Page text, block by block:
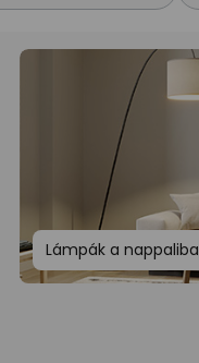
Lámpák a nappaliba